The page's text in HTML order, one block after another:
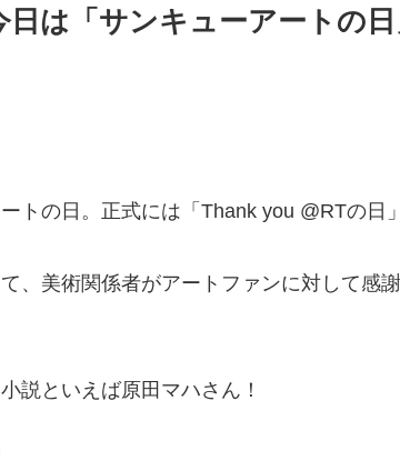
は「サンキューアートの日
トの日。正式には「Thank you @RTの日」
、美術関係者がアートファンに対して感
説といえば原田マハさん！